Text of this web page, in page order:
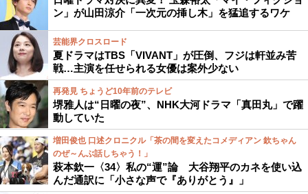
ン」が山田涼介「一次元の挿し木」を猛追するワケ
芸能界クロスロード
夏ドラマはTBS「VIVANT」が圧倒、フジは軒並み苦
戦…主演を任せられる女優は案外少ない
再発見 ちょうど10年前のテレビ
堺雅人は“日曜の夜”、NHK大河ドラマ「真田丸」で躍
動していた
増田俊也 口述クロニクル「茶の間を変えたコメディアン 欽ちゃん
のぜ～んぶ話しちゃう！」
萩本欽一〈34〉私の“運”論 大谷翔平のカネを使い込
んだ通訳に「小さな声で『ありがとう』」